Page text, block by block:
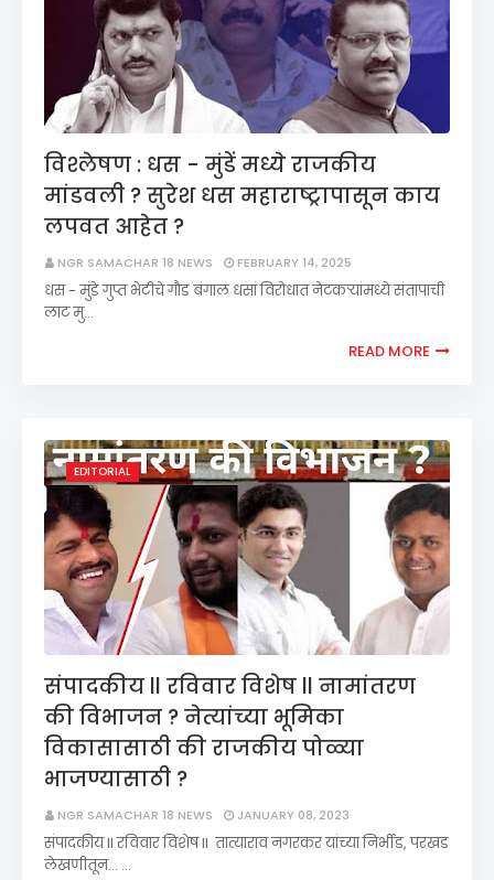
विश्लेषण : धस - मुंडें मध्ये राजकीय
मांडवली ? सुरेश धस महाराष्ट्रापासून काय
लपवत आहेत ?
NGR SAMACHAR 18 NEWS FEBRUARY 14, 2025
धस - मुंडे गुप्त भेटीचे गौड बंगाल धसां विरोधात नेटकऱ्यांमध्ये संतापाची
लाट मु…
READ MORE
EDITORIAL
संपादकीय ll रविवार विशेष ll नामांतरण
की विभाजन ? नेत्यांच्या भूमिका
विकासासाठी की राजकीय पोळ्या
भाजण्यासाठी ?
NGR SAMACHAR 18 NEWS JANUARY 08, 2023
संपादकीय II रविवार विशेष II तात्याराव नगरकर यांच्या निर्भीड, परखड
लेखणीतून... …